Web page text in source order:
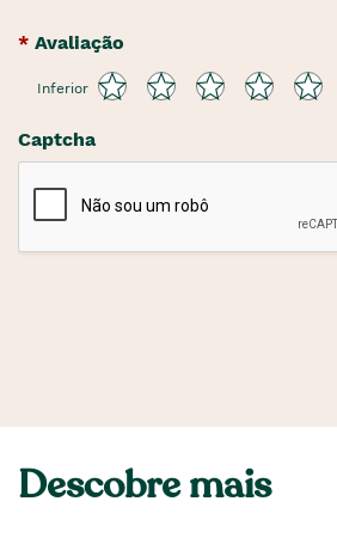
Avaliação
Inferior
Captcha
Descobre mais